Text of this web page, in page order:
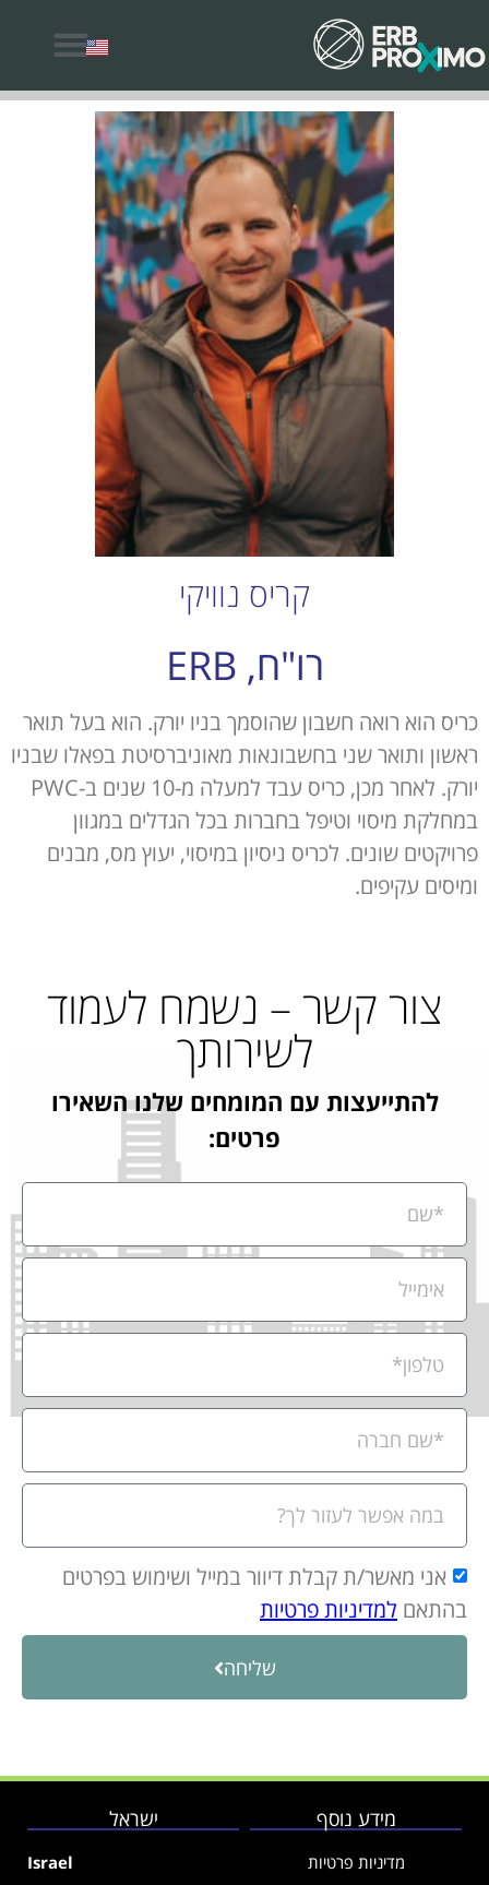
קריס נוויקי
רו"ח, ERB
כריס הוא רואה חשבון שהוסמך בניו יורק. הוא בעל תואר
ראשון ותואר שני בחשבונאות מאוניברסיטת בפאלו שבניו
יורק. לאחר מכן, כריס עבד למעלה מ-10 שנים ב-PWC
במחלקת מיסוי וטיפל בחברות בכל הגדלים במגוון
פרויקטים שונים. לכריס ניסיון במיסוי, יעוץ מס, מבנים
ומיסים עקיפים.
צור קשר – נשמח לעמוד
לשירותך
להתייעצות עם המומחים שלנו השאירו
פרטים:
אני מאשר/ת קבלת דיוור במייל ושימוש בפרטים
בהתאם למדיניות פרטיות
שליחה
מידע נוסף
מדיניות פרטיות
ישראל
Israel